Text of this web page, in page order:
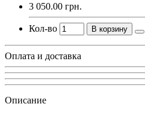
3 050.00 грн.
Кол-во В корзину
Оплата и доставка
Описание